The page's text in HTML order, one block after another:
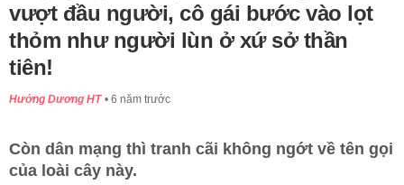
vượt đầu người, cô gái bước vào lọt
thỏm như người lùn ở xứ sở thần
tiên!
Hướng Dương HT 6 năm trước
Còn dân mạng thì tranh cãi không ngớt về tên gọi
của loài cây này.